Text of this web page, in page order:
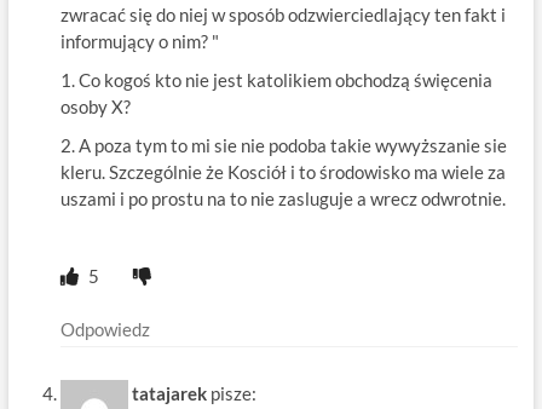
zwracać się do niej w sposób odzwierciedlający ten fakt i
informujący o nim? "
1. Co kogoś kto nie jest katolikiem obchodzą święcenia
osoby X?
2. A poza tym to mi sie nie podoba takie wywyższanie sie
kleru. Szczególnie że Kosciół i to środowisko ma wiele za
uszami i po prostu na to nie zasluguje a wrecz odwrotnie.
5
Odpowiedz
tatajarek pisze: